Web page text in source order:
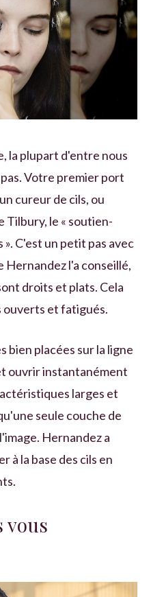
la plupart d'entre nous
Votre premier port
cureur de cils, ou
Tilbury, le « soutien-
C'est un petit pas avec
Hernandez l'a conseillé,
droits et plats. Cela
ouverts et fatigués.
bien placées sur la ligne
ouvrir instantanément
larges et
seule couche de
Hernandez a
à la base des cils en
vous